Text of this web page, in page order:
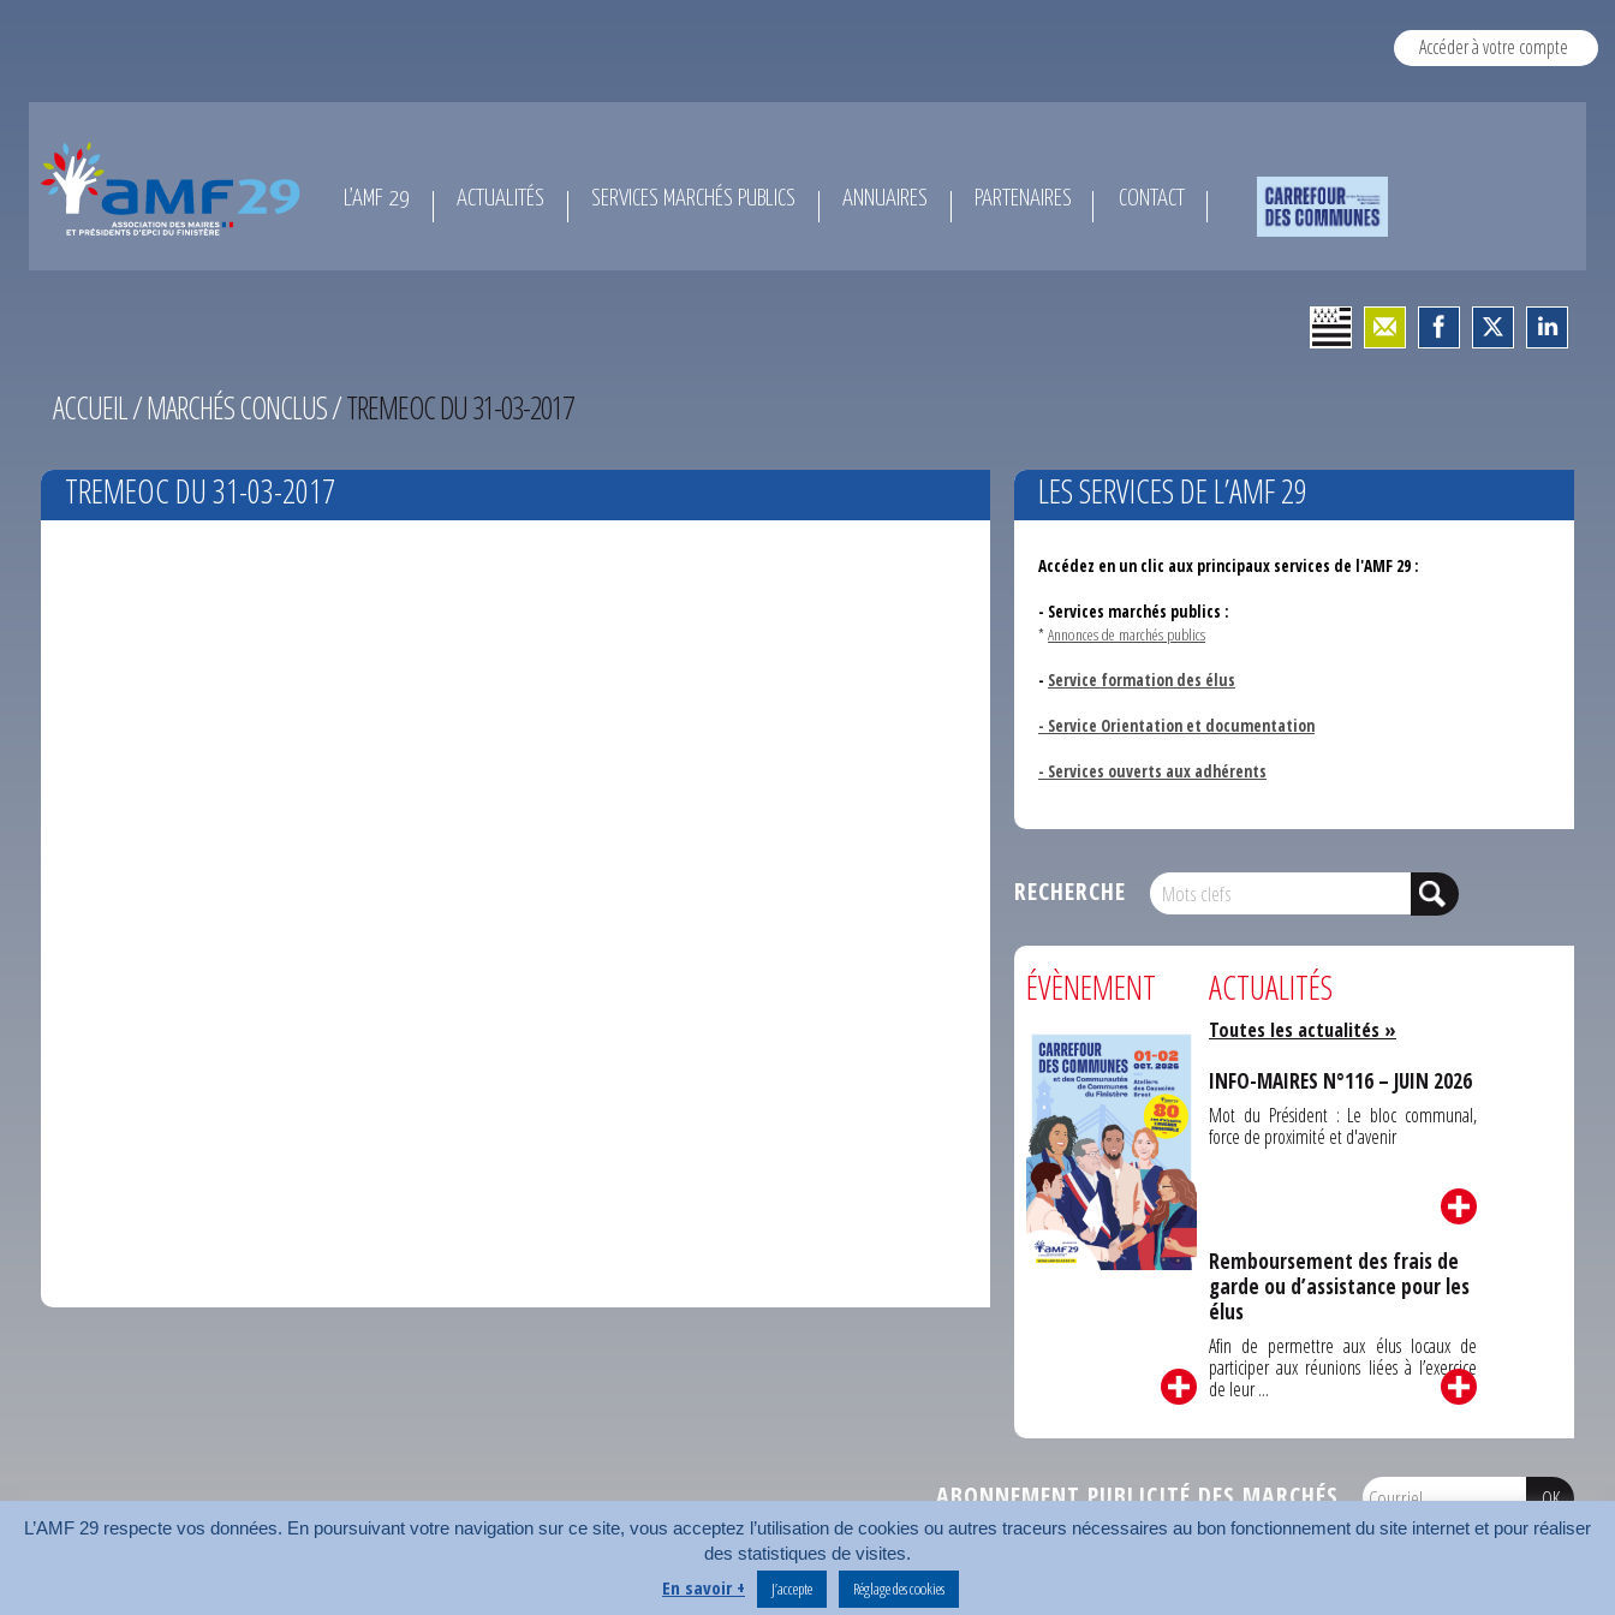
Accéder à votre compte
L’AMF 29 ACTUALITÉS SERVICES MARCHÉS PUBLICS ANNUAIRES PARTENAIRES CONTACT
ACCUEIL/MARCHÉS CONCLUS/TREMEOC DU 31-03-2017
TREMEOC DU 31-03-2017 LES SERVICES DE L’AMF 29
Accédez en un clic aux principaux services de l'AMF 29 :
- Services marchés publics :
*Annonces de marchés publics
- Service formation des élus
- Service Orientation et documentation
- Services ouverts aux adhérents
RECHERCHE
ÉVÈNEMENT ACTUALITÉS
Toutes les actualités »
INFO-MAIRES N°116 – JUIN 2026
Mot du Président : Le bloc communal,
force de proximité et d'avenir
Remboursement des frais de
garde ou d’assistance pour les
élus
Afin de permettre aux élus locaux de
participer aux réunions liées à l’exercice
de leur ...
ABONNEMENT PUBLICITÉ DES MARCHÉS
Plan du site
L’AMF 29 respecte vos données. En poursuivant votre navigation sur ce site, vous acceptez l’utilisation de cookies ou autres traceurs nécessaires au bon fonctionnement du site internet et pour réaliser
des statistiques de visites.
En savoir + J’accepte Réglage des cookies